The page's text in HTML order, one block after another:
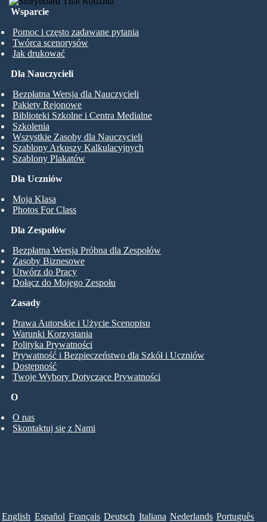
Wsparcie
Pomoc i często zadawane pytania
Twórca scenorysów
Jak drukować
Dla Uczniów
Moja Klasa
Photos For Class
Dla Nauczycieli
Bezpłatna Wersja dla Nauczycieli
Pakiety Rejonowe
Biblioteki Szkolne i Centra Medialne
Szkolenia
Wszystkie Zasoby dla Nauczycieli
Szablony Arkuszy Kalkulacyjnych
Szablony Plakatów
Dla Zespołów
Bezpłatna Wersja Próbna dla Zespołów
Zasoby Biznesowe
Utwórz do Pracy
Dołącz do Mojego Zespołu
O
O nas
Skontaktuj się z Nami
Zasady
Prawa Autorskie i Użycie Scenopisu
Warunki Korzystania
Polityka Prywatności
Prywatność i Bezpieczeństwo dla Szkół i Uczniów
Dostępność
Twoje Wybory Dotyczące Prywatności
English Español Français Deutsch Italiana Nederlands Português